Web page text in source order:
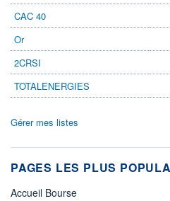
CAC 40
Or
2CRSI
TOTALENERGIES
Gérer mes listes
PAGES LES PLUS
Accueil Bourse